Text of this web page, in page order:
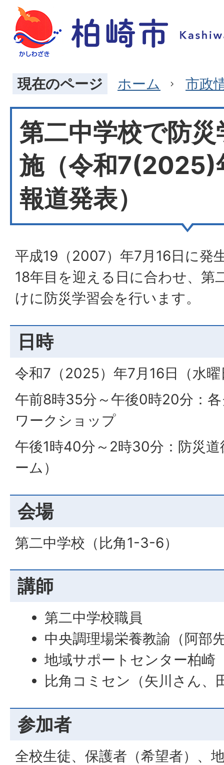
現在のページ ホーム 市政
第二中学校で防
施（令和7(2025)
報道発表）
平成19（2007）年7月16日に発
18年目を迎える日に合わせ、第
けに防災学習会を行います。
日時
令和7（2025）年7月16日（水曜
午前8時35分～午後0時20分：
ワークショップ
午後1時40分～2時30分：防災
ーム）
会場
第二中学校（比角1-3-6）
講師
第二中学校職員
中央調理場栄養教諭（阿部
地域サポートセンター柏崎
比角コミセン（矢川さん、
参加者
全校生徒、保護者（希望者）、